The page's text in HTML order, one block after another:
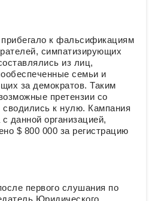
к фальсификациям
симпатизирующих
из лиц,
семьи и
за демократов. Таким
претензии со
сводились к нулю. Кампания
данной организацией,
$ 800 000 за регистрацию
первого слушания по
Юридического